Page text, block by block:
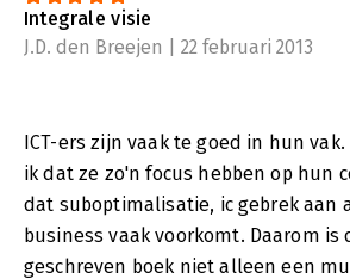
Integrale visie
J.D. den Breejen | 22 februari 2013
ICT-ers zijn vaak te goed in hun
ik dat ze zo'n focus hebben op hun
dat suboptimalisatie, ic gebrek aan
business vaak voorkomt. Daarom
geschreven boek niet alleen een